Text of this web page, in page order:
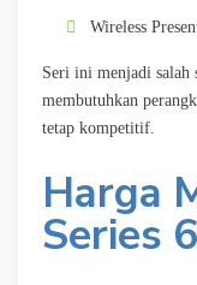
Wireless
Seri ini menjadi salah
membutuhkan
tetap kompetitif.
Harga
Series